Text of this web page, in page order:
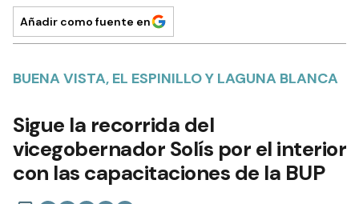
Añadir como fuente en
BUENA VISTA, EL ESPINILLO Y LAGUNA BLANCA
Sigue la recorrida del
vicegobernador Solís por el interior
con las capacitaciones de la BUP